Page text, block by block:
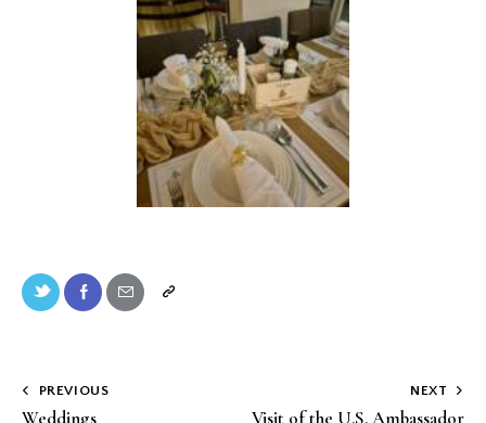
PREVIOUS
Weddings
NEXT
Visit of the U.S. Ambassador